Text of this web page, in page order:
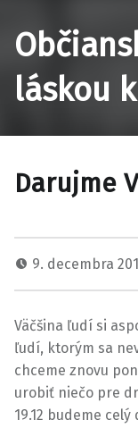
láskou
Darujme
9. decembra
Väčšina ľudí si
ľudí, ktorým sa
chceme znovu
urobiť niečo pre
19.12 budeme